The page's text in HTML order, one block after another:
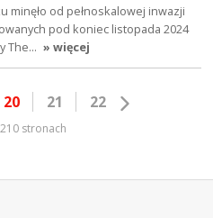
minęło od pełnoskalowej inwazji
pod koniec listopada 2024
The… » więcej
20 21 22
stronach